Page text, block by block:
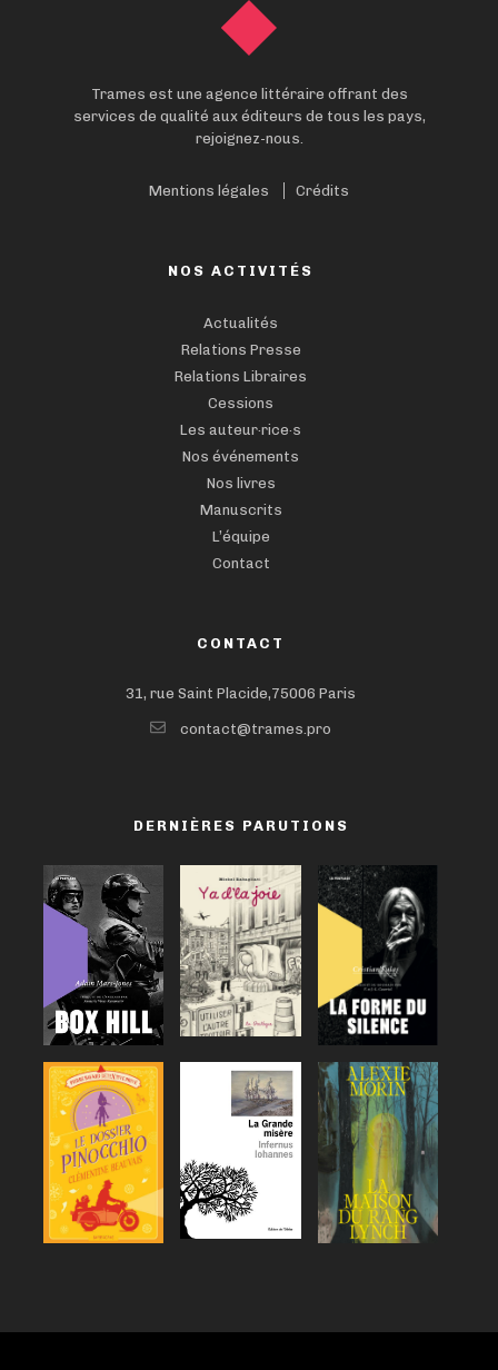
Trames est une agence littéraire offrant des
services de qualité aux éditeurs de tous les pays,
rejoignez-nous.
Mentions légales Crédits
NOS ACTIVITÉS
Actualités
Relations Presse
Relations Libraires
Cessions
Les auteur·rice·s
Nos événements
Nos livres
Manuscrits
L’équipe
Contact
CONTACT
31, rue Saint Placide,75006 Paris
contact@trames.pro
DERNIÈRES PARUTIONS